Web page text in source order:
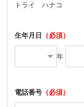
トライ ハナコ
生年月日 （必須）
年
電話番号 （必須）